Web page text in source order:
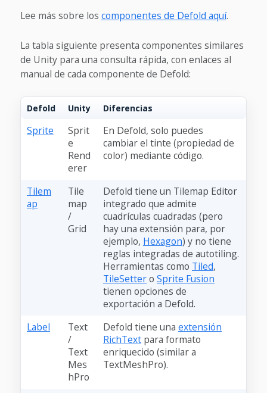
Lee más sobre los componentes de Defold aquí.
La tabla siguiente presenta componentes similares
de Unity para una consulta rápida, con enlaces al
manual de cada componente de Defold:
Defold Unity Diferencias
Sprite
Sprit
e
Rend
erer
En Defold, solo puedes
cambiar el tinte (propiedad de
color) mediante código.
Tilem
ap
Tile
map
/
Grid
Defold tiene un Tilemap Editor
integrado que admite
cuadrículas cuadradas (pero
hay una extensión para, por
ejemplo, Hexagon) y no tiene
reglas integradas de autotiling.
Herramientas como Tiled,
TileSettero Sprite Fusion
tienen opciones de
exportación a Defold.
Label
Text
/
Text
Mes
hPro
Defold tiene una extensión
RichTextpara formato
enriquecido (similar a
TextMeshPro).